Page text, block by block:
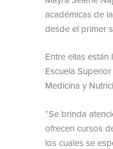
académicas de
desde el primer
Entre ellas
Escuela
Medicina y
“Se brinda
ofrecen cursos
los cuales se